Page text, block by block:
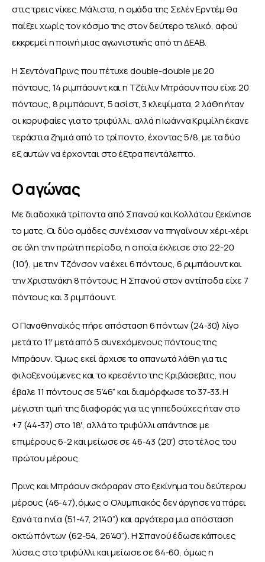
στις τρεις νίκες. Μάλιστα, η ομάδα της Σελέν Ερντέμ θα
παίξει χωρίς τον κόσμο της στον δεύτερο τελικό, αφού
εκκρεμεί η ποινή μιας αγωνιστικής από τη ΔΕΑΒ.
Η Σεντόνα Πρινς που πέτυχε double-double με 20
πόντους, 14 ριμπάουντ και η Τζέιλιν Μπράουν που είχε 20
πόντους, 8 ριμπάουντ, 5 ασίστ, 3 κλεψίματα, 2 λάθη ήταν
οι κορυφαίες για το τριφύλλι, αλλά η Ιωάννα Κριμίλη έκανε
τεράστια ζημιά από το τρίποντο, έχοντας 5/8, με τα δύο
εξ αυτών να έρχονται στο έξτρα πεντάλεπτο.
Ο αγώνας
Με διαδοχικά τρίποντα από Σπανού και Κολλάτου ξεκίνησε
το ματς. Οι δύο ομάδες συνέχισαν να πηγαίνουν χέρι-χέρι
σε όλη την πρώτη περίοδο, η οποία έκλεισε στο 22-20
(10′), με την Τζόνσον να έχει 6 πόντους, 6 ριμπάουντ και
την Χριστινάκη 8 πόντους. Η Σπανού στον αντίποδα είχε 7
πόντους και 3 ριμπάουντ.
Ο Παναθηναϊκός πήρε απόσταση 6 πόντων (24-30) λίγο
μετά το 11′ μετά από 5 συνεχόμενους πόντους της
Μπράουν. Όμως εκεί άρχισε τα απανωτά λάθη για τις
φιλοξενούμενες και το κρεσέντο της Κριβάσεβιτς, που
έβαλε 11 πόντους σε 5’46” και διαμόρφωσε το 37-33. Η
μέγιστη τιμή της διαφοράς για τις γηπεδούχες ήταν στο
+7 (44-37) στο 18′, αλλά το τριφύλλι απάντησε με
επιμέρους 6-2 και μείωσε σε 46-43 (20′) στο τέλος του
πρώτου μέρους.
Πρινς και Μπράουν σκόραραν στο ξεκίνημα του δεύτερου
μέρους (46-47),όμως ο Ολυμπιακός δεν άργησε να πάρει
ξανά τα ηνία (51-47, 21’40”) και αργότερα μια απόσταση
οκτώ πόντων (62-54, 26’40”). Η Σπανού έδωσε κάποιες
λύσεις στο τριφύλλι και μείωσε σε 64-60, όμως η